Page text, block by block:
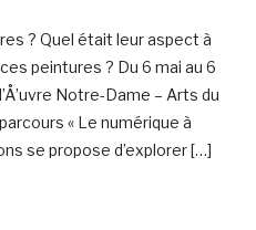
? Quel était leur aspect à
peintures ? Du 6 mai au 6
Notre-Dame – Arts du
« Le numérique à
se propose d’explorer […]